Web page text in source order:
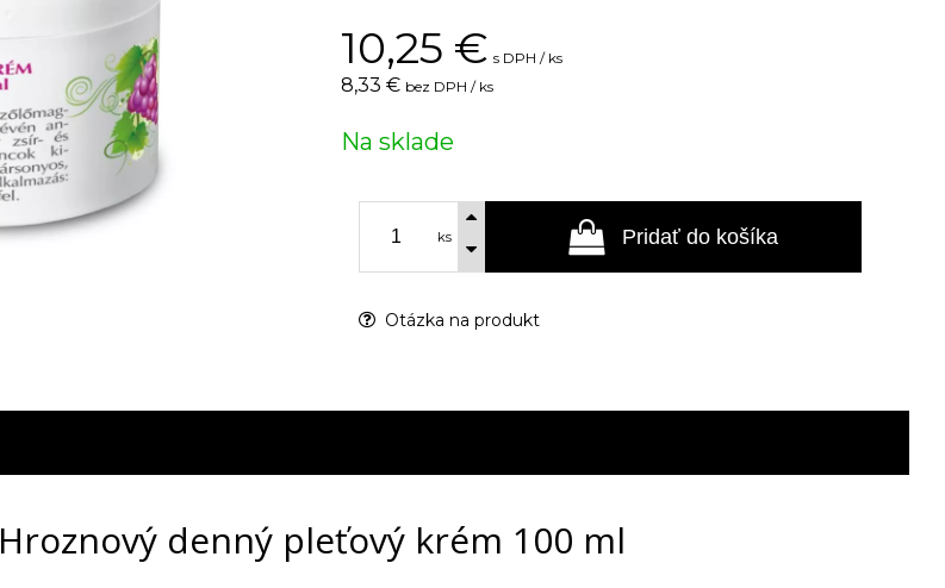
10,25 € s DPH / ks
8,33 € bez DPH / ks
Na sklade
ks Pridať do košíka
Otázka na produkt
Hroznový denný pleťový krém 100 ml